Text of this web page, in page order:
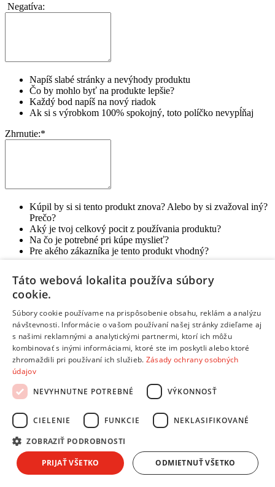
Negatíva:
Napíš slabé stránky a nevýhody produktu
Čo by mohlo byť na produkte lepšie?
Každý bod napíš na nový riadok
Ak si s výrobkom 100% spokojný, toto políčko nevypĺňaj
Zhrnutie:*
Kúpil by si si tento produkt znova? Alebo by si zvažoval iný?
Prečo?
Aký je tvoj celkový pocit z používania produktu?
Na čo je potrebné pri kúpe myslieť?
Pre akého zákazníka je tento produkt vhodný?
Ďakujeme, tvoje hodnotenie bolo odoslané.
Informácie a kontakty
Andrea Klub
Splátkový predaj
Obchodné podmienky
Reklamácie, sťažnosti
Ochrana osobných údajov
Ako nakupovať
Predajne a kontakty
Centrum pre zákazníkov
Možnosti platby
Táto webová lokalita používa súbory
cookie.
Súbory cookie používame na prispôsobenie obsahu, reklám a analýzu
návštevnosti. Informácie o vašom používaní našej stránky zdieľame aj
s našimi reklamnými a analytickými partnermi, ktorí ich môžu
kombinovať s inými informáciami, ktoré ste im poskytli alebo ktoré
zhromaždili pri používaní ich služieb. Zásady ochrany osobných
údajov
NEVYHNUTNE POTREBNÉ
VÝKONNOSŤ
CIELENIE FUNKCIE NEKLASIFIKOVANÉ
ZOBRAZIŤ PODROBNOSTI
PRIJAŤ VŠETKO ODMIETNUŤ VŠETKO